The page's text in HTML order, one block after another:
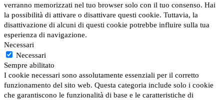
verranno memorizzati nel tuo browser solo con il tuo consenso. Hai
la possibilità di attivare o disattivare questi cookie. Tuttavia, la
disattivazione di alcuni di questi cookie potrebbe influire sulla tua
esperienza di navigazione.
Necessari
Necessari
Sempre abilitato
I cookie necessari sono assolutamente essenziali per il corretto
funzionamento del sito web. Questa categoria include solo i cookie
che garantiscono le funzionalità di base e le caratteristiche di